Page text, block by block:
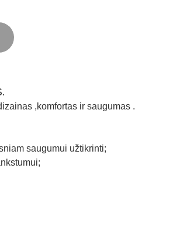
,komfortas ir saugumas .
saugumui užtikrinti;